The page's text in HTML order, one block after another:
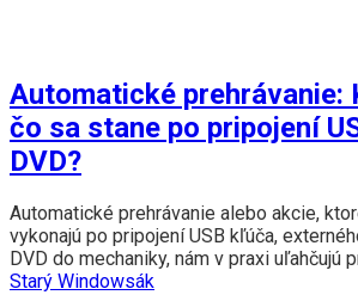
Automatické prehrávanie:
čo sa stane po pripojení
DVD?
Automatické prehrávanie alebo akcie,
vykonajú po pripojení USB kľúča,
DVD do mechaniky, nám v praxi uľahčujú
Starý Windowsák